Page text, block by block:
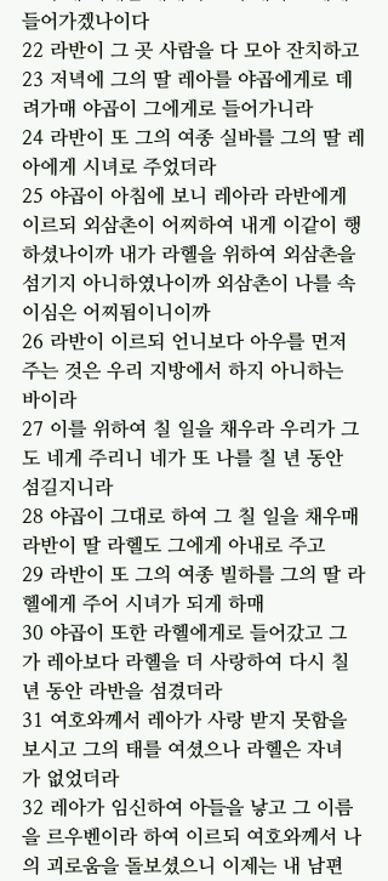
들어가겠나이다
22 라반이 그 곳 사람을 다 모아 잔치하고
23 저녁에 그의 딸 레아를 야곱에게로 데
려가매 야곱이 그에게로 들어가니라
24 라반이 또 그의 여종 실바를 그의 딸 레
아에게 시녀로 주었더라
25 야곱이 아침에 보니 레아라 라반에게
이르되 외삼촌이 어찌하여 내게 이같이 행
하셨나이까 내가 라헬을 위하여 외삼촌을
섬기지 아니하였나이까 외삼촌이 나를 속
이심은 어찌됨이니이까
26 라반이 이르되 언니보다 아우를 먼저
주는 것은 우리 지방에서 하지 아니하는
바이라
27 이를 위하여 칠 일을 채우라 우리가 그
도 네게 주리니 네가 또 나를 칠 년 동안
섬길지니라
28 야곱이 그대로 하여 그 칠 일을 채우매
라반이 딸 라헬도 그에게 아내로 주고
29 라반이 또 그의 여종 빌하를 그의 딸 라
헬에게 주어 시녀가 되게 하매
30 야곱이 또한 라헬에게로 들어갔고 그
가 레아보다 라헬을 더 사랑하여 다시 칠
년 동안 라반을 섬겼더라
31 여호와께서 레아가 사랑 받지 못함을
보시고 그의 태를 여셨으나 라헬은 자녀
가 없었더라
32 레아가 임신하여 아들을 낳고 그 이름
을 르우벤이라 하여 이르되 여호와께서 나
의 괴로움을 돌보셨으니 이제는 내 남편